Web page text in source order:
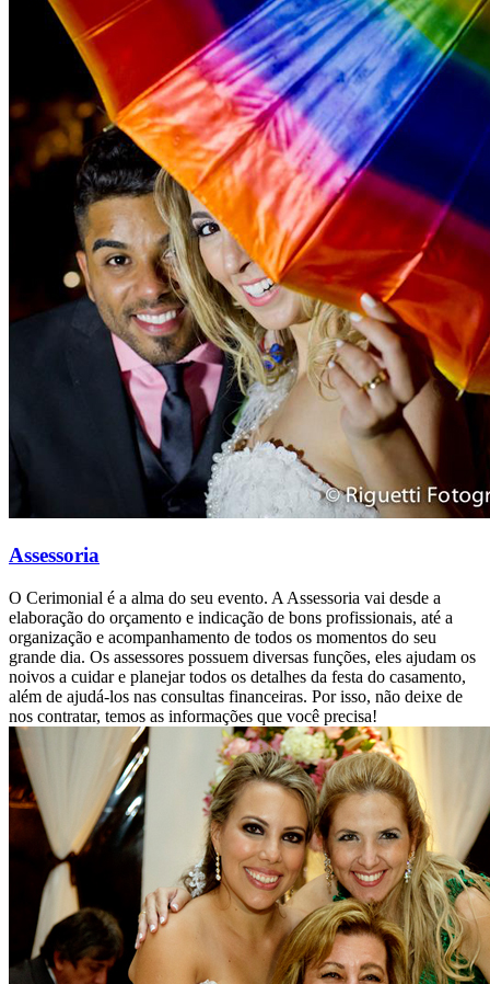
Assessoria
O Cerimonial é a alma do seu evento. A Assessoria vai desde a
elaboração do orçamento e indicação de bons profissionais, até a
organização e acompanhamento de todos os momentos do seu
grande dia. Os assessores possuem diversas funções, eles ajudam os
noivos a cuidar e planejar todos os detalhes da festa do casamento,
além de ajudá-los nas consultas financeiras. Por isso, não deixe de
nos contratar, temos as informações que você precisa!